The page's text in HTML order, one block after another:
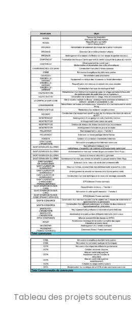
Tableau des projets soutenus